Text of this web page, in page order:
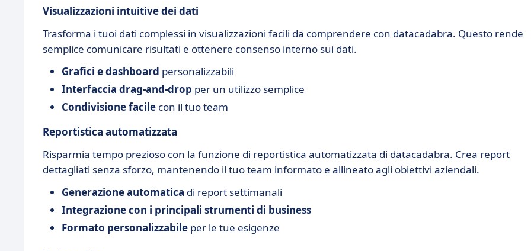
Visualizzazioni intuitive dei dati
Trasforma i tuoi dati complessi in visualizzazioni facili da comprendere con datacadabra. Questo rende
semplice comunicare risultati e ottenere consenso interno sui dati.
Grafici e dashboard personalizzabili
Interfaccia drag-and-drop per un utilizzo semplice
Condivisione facile con il tuo team
Reportistica automatizzata
Risparmia tempo prezioso con la funzione di reportistica automatizzata di datacadabra. Crea report
dettagliati senza sforzo, mantenendo il tuo team informato e allineato agli obiettivi aziendali.
Generazione automatica di report settimanali
Integrazione con i principali strumenti di business
Formato personalizzabile per le tue esigenze